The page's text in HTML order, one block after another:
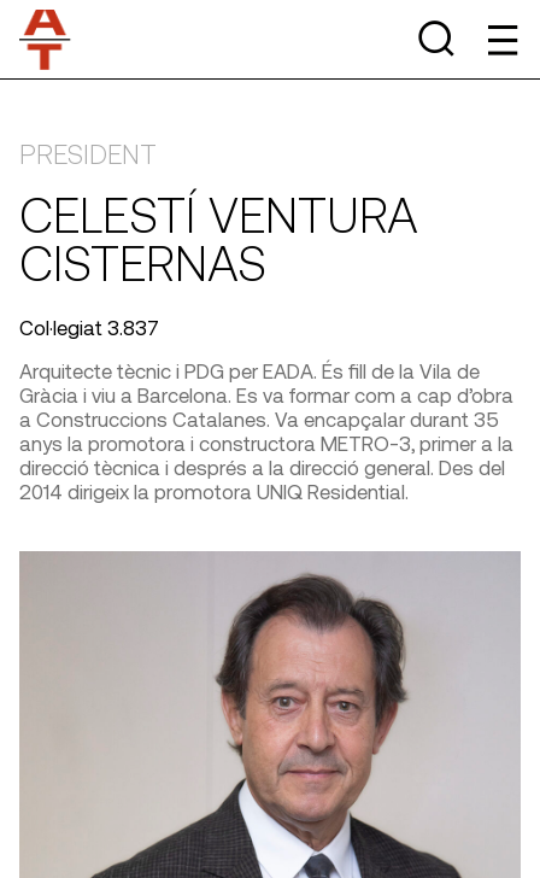
PRESIDENT
CELESTÍ VENTURA
CISTERNAS
Col·legiat 3.837
Arquitecte tècnic i PDG per EADA. És fill de la Vila de
Gràcia i viu a Barcelona. Es va formar com a cap d’obra
a Construccions Catalanes. Va encapçalar durant 35
anys la promotora i constructora METRO-3, primer a la
direcció tècnica i després a la direcció general. Des del
2014 dirigeix la promotora UNIQ Residential.